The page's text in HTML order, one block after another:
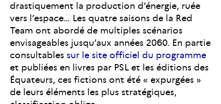
drastiquement la production d’énergie, ruée
vers l’espace… Les quatre saisons de la Red
Team ont abordé de multiples scénarios
envisageables jusqu’aux années 2060. En partie
consultables sur le site officiel du programme
et publiées en livres par PSL et les éditions des
Équateurs, ces fictions ont été « expurgées »
de leurs éléments les plus stratégiques,